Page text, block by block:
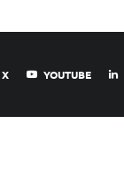
X YOUTUBE